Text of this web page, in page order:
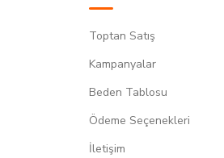
Toptan Satış
Kampanyalar
Beden Tablosu
Ödeme Seçenekleri
İletişim